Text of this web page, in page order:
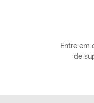
Entre em
de